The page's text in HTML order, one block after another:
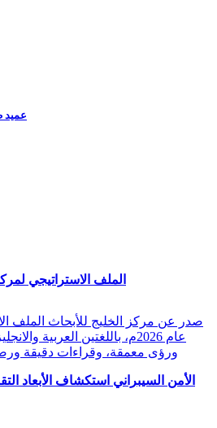
عميد
الملف الاستراتيجي لمركز
صدر عن مركز الخليج للأبحاث الملف
عام 2026م، باللغتين العربية
ورؤى معمقة، وقراءات دقيقة
الأمن السيبراني استكشاف الأبعاد